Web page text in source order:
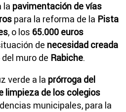
la pavimentación de vías
para la reforma de la Pista
, o los 65.000 euros
de necesidad creada
muro de Rabiche.
verde a la prórroga del
limpieza de los colegios
municipales, para la